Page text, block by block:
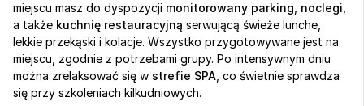
miejscu masz do dyspozycji monitorowany parking noclegi
a także kuchnię restauracyjną serwującą świeże lunche,
lekkie przekąski i kolacje. Wszystko przygotowywane jest na
miejscu, zgodnie z potrzebami grupy. Po intensywnym dniu
można zrelaksować się w strefie SPA , co świetnie sprawdza
się przy szkoleniach kilkudniowych.